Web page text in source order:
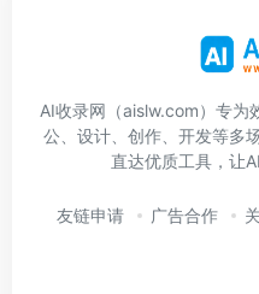
AI收录网（aislw.com）专为
公、设计、创作、开发等多
直达优质工具，让
友链申请 广告合作